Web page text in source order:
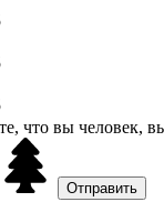
что вы человек,